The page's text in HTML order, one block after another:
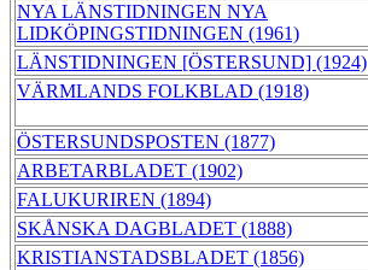
NYA LÄNSTIDNINGEN NYA
LIDKÖPINGSTIDNINGEN (1961)
LÄNSTIDNINGEN [ÖSTERSUND] (1924)
VÄRMLANDS FOLKBLAD (1918)
ÖSTERSUNDSPOSTEN (1877)
ARBETARBLADET (1902)
FALUKURIREN (1894)
SKÅNSKA DAGBLADET (1888)
KRISTIANSTADSBLADET (1856)